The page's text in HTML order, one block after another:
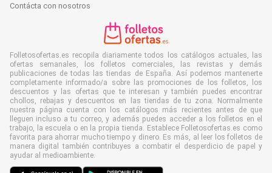
Contácta con nosotros
Folletosofertas.es recopila diariamente todos los catálogos actuales, las
ofertas semanales, los folletos comerciales, las revistas y demás
publicaciones de todas las tiendas de España. Así podemos mantenerte
completamente informado/a sobre las promociones de los folletos, los
descuentos y las ofertas que te interesan y también puedes encontrar
chollos, rebajas y descuentos en las tiendas de tu zona. Normalmente
nuestra página cuenta con los catálogos más recientes antes de que
lleguen incluso a tu correo, y además puedes acceder a los folletos en el
trabajo, la escuela o en la propia tienda. Establece Folletosofertas.es como
favorita para ahorrar mucho tiempo y dinero. Es más, al leer los folletos de
manera digital también contribuyes a combatir el desperdicio de papel y
ayudar al medioambiente.